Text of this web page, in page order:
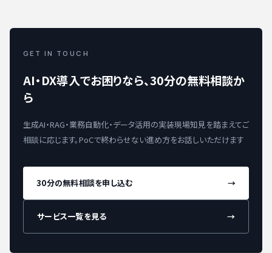
GET IN TOUCH
AI・DX導入でお困りなら、30分の無料相談か
ら
生成AI・RAG・業務自動化・データ活用の実装現場知見を踏まえてご
相談に応じます。PoCで終わらせない進め方をお話しいただけます
30分の無料相談を申し込む →
サービス一覧を見る →